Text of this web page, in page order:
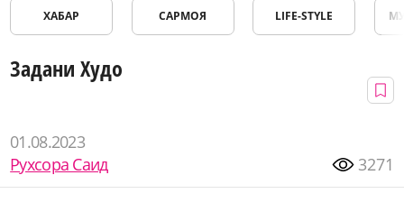
ХАБАР САРМОЯ LIFE-STYLE
Задани Худо
01.08.2023
Рухсора Саид
3271